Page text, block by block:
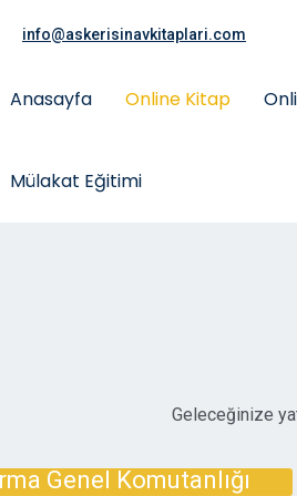
info@askerisinavkitaplari.com
Anasayfa Online Kitap
Mülakat Eğitimi
Geleceğinize
Genel Komutanlığı